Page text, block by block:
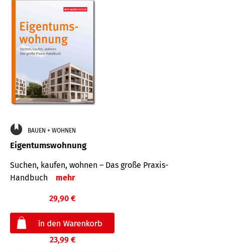
BAUEN + WOHNEN
Eigentumswohnung
Suchen, kaufen, wohnen – Das große Praxis-
Handbuch
mehr
29,90 €
23,99 €